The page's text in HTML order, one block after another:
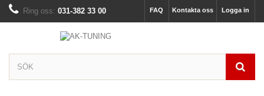
Logga in
Kontakta oss
FAQ
Ring oss: 031-382 33 00